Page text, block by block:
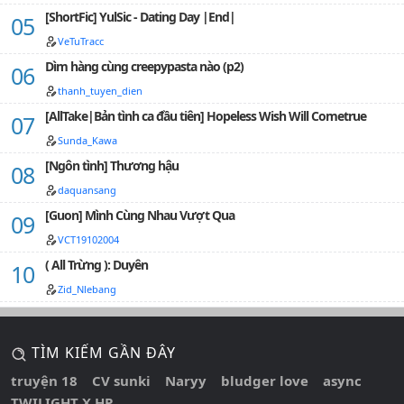
[ShortFic] YulSic - Dating Day |End|
VeTuTracc
Dìm hàng cùng creepypasta nào (p2)
thanh_tuyen_dien
[AllTake|Bản tình ca đầu tiên] Hopeless Wish Will Cometrue
Sunda_Kawa
[Ngôn tình] Thương hậu
daquansang
[Guon] Mình Cùng Nhau Vượt Qua
VCT19102004
( All Trừng ): Duyên
Zid_Nlebang
TÌM KIẾM GẦN ĐÂY
truyện 18 CV sunki Naryy bludger love
async